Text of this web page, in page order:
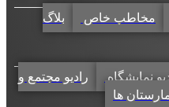
خاص
بلاگ
رادیو مجتمع و
ها